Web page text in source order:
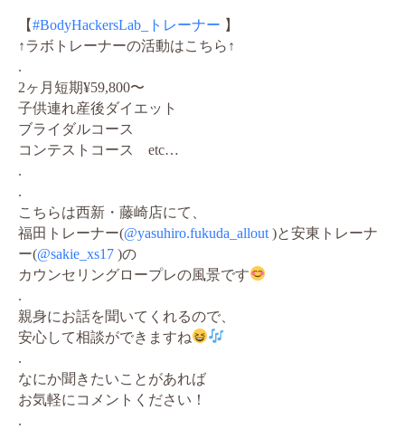
【#BodyHackersLab_トレーナー 】
↑ラボトレーナーの活動はこちら↑
.
2ヶ月短期¥59,800〜
子供連れ産後ダイエット
ブライダルコース
コンテストコース etc…
.
.
こちらは西新・藤崎店にて、
福田トレーナー(@yasuhiro.fukuda_allout )と安東トレーナ
ー(@sakie_xs17 )の
カウンセリングロープレの風景です
.
親身にお話を聞いてくれるので、
安心して相談ができますね
.
なにか聞きたいことがあれば
お気軽にコメントください！
.